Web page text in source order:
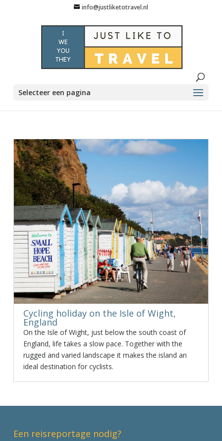
info@justliketotravel.nl
Selecteer een pagina
Cycling holiday on the Isle of Wight,
England
On the Isle of Wight, just below the south coast of
England, life takes a slow pace. Together with the
rugged and varied landscape it makes the island an
ideal destination for cyclists.
Een reisreportage nodig?